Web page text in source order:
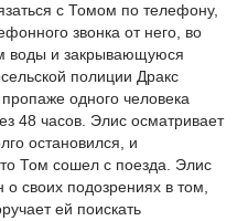
с Томом по телефону,
звонка от него, во
воды и закрывающуюся
полиции Дракс
одного человека
48 часов. Элис осматривает
остановился, и
Том сошел с поезда. Элис
своих подозрениях в том,
ей поискать